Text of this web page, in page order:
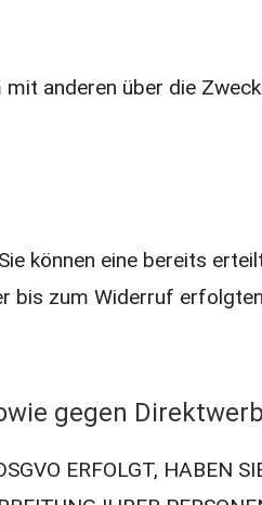
anderen über die
können eine bereits
bis zum Widerruf
gegen
ERFOLGT, HABEN